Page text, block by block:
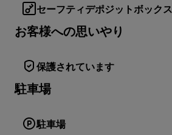
セーフティデポジットボックス
お客様への思いやり
保護されています
駐車場
駐車場